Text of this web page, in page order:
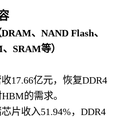
、NAND Flash、
SRAM等）
17.66亿元，恢复DDR4
的需求。
片收入51.94%，DDR4